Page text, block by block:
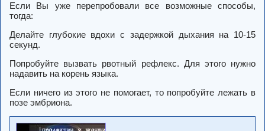
Если Вы уже перепробовали все возможные способы,
тогда:
Делайте глубокие вдохи с задержкой дыхания на 10-15
секунд.
Попробуйте вызвать рвотный рефлекс. Для этого нужно
надавить на корень языка.
Если ничего из этого не помогает, то попробуйте лежать в
позе эмбриона.